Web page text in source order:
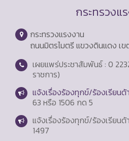
กระทรวงแ
กระทรวงแรงงาน
ถนนมิตรไมตรี แขวงดินแดง เ
เผยแพร่ประชาสัมพันธ์ : 0
ราชการ)
แจ้งเรื่องร้องทุกข์/ร้องเรียนด้
63 หรือ 1506 กด 5
แจ้งเรื่องร้องทุกข์/ร้องเรียนด้
1497